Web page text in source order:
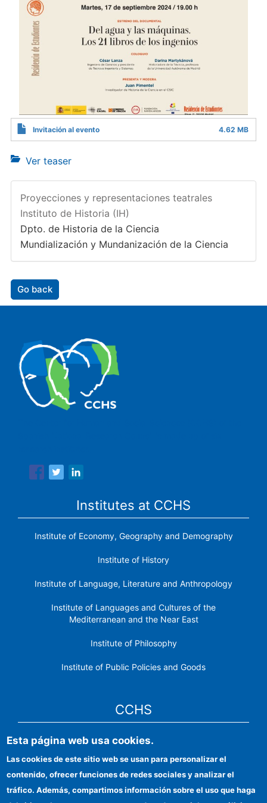
Invitación al evento 4.62 MB
Ver teaser
Proyecciones y representaciones teatrales
Instituto de Historia (IH)
Dpto. de Historia de la Ciencia
Mundialización y Mundanización de la Ciencia
Go back
Institutes at CCHS
Institute of Economy, Geography and Demography
Institute of History
Institute of Language, Literature and Anthropology
Institute of Languages ​​and Cultures of the
Mediterranean and the Near East
Institute of Philosophy
Institute of Public Policies and Goods
CCHS
CSIC Electronic Office
Institutional identity
Information for providers
Esta página web usa cookies.
Las cookies de este sitio web se usan para personalizar el
contenido, ofrecer funciones de redes sociales y analizar el
tráfico. Además, compartimos información sobre el uso que haga